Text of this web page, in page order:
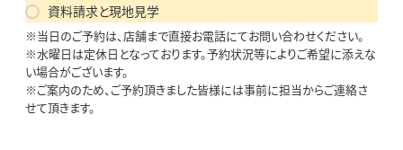
資料請求と現地見学
※当日のご予約は、店舗まで直接お電話にてお問い合わせください。
※水曜日は定休日となっております。予約状況等によりご希望に添えな
い場合がございます。
※ご案内のため、ご予約頂きました皆様には事前に担当からご連絡さ
せて頂きます。